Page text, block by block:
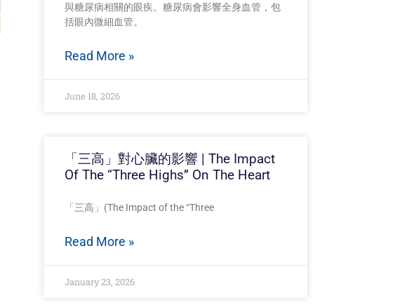
與糖尿病相關的眼疾。糖尿病會影響全身血管，包
括眼內微細血管。
Read More »
June 18, 2026
「三高」對心臟的影響 | The Impact
Of The “Three Highs” On The Heart
「三高」(The Impact of the “Three
Read More »
January 23, 2026